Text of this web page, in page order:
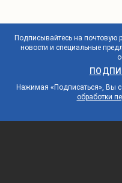
Подписывайтесь на почтовую
новости и специальные
Нажимая «Подписаться», Вы
обработки